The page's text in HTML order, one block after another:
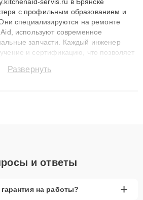
с профильным образованием и
специализируются на ремонте
используют современное
запчасти. Каждый инженер
и сертификацию, что позволяет
гарантии до 3 лет. Наши мастера
Развернуть
и ответы
на работы? +